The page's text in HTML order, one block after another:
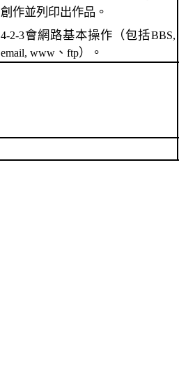
創作並列印出作品。
4-2-3會網路基本操作（包括BBS,
email, www、 ftp）。